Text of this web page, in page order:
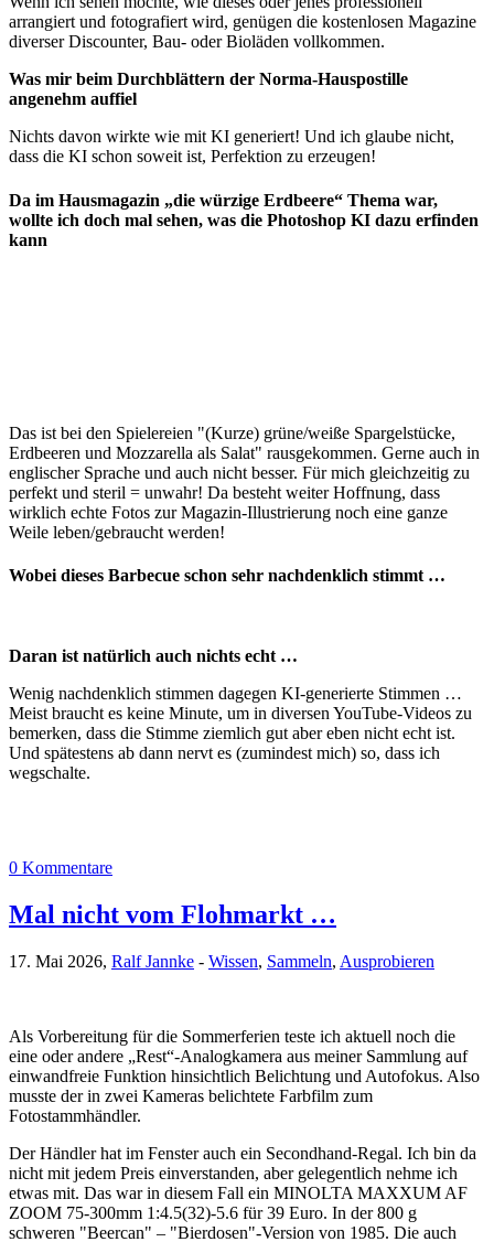
arrangiert und fotografiert wird, genügen die kostenlosen Magazine
diverser Discounter, Bau- oder Bioläden vollkommen.
Was mir beim Durchblättern der Norma-Hauspostille
angenehm auffiel
Nichts davon wirkte wie mit KI generiert! Und ich glaube nicht,
dass die KI schon soweit ist, Perfektion zu erzeugen!
Da im Hausmagazin „die würzige Erdbeere“ Thema war,
wollte ich doch mal sehen, was die Photoshop KI dazu erfinden
kann
Das ist bei den Spielereien "(Kurze) grüne/weiße Spargelstücke,
Erdbeeren und Mozzarella als Salat" rausgekommen. Gerne auch in
englischer Sprache und auch nicht besser. Für mich gleichzeitig zu
perfekt und steril = unwahr! Da besteht weiter Hoffnung, dass
wirklich echte Fotos zur Magazin-Illustrierung noch eine ganze
Weile leben/gebraucht werden!
Wobei dieses Barbecue schon sehr nachdenklich stimmt …
Daran ist natürlich auch nichts echt …
Wenig nachdenklich stimmen dagegen KI-generierte Stimmen …
Meist braucht es keine Minute, um in diversen YouTube-Videos zu
bemerken, dass die Stimme ziemlich gut aber eben nicht echt ist.
Und spätestens ab dann nervt es (zumindest mich) so, dass ich
wegschalte.
0 Kommentare
Mal nicht vom Flohmarkt …
17. Mai 2026, Ralf Jannke - Wissen, Sammeln, Ausprobieren
Als Vorbereitung für die Sommerferien teste ich aktuell noch die
eine oder andere „Rest“-Analogkamera aus meiner Sammlung auf
einwandfreie Funktion hinsichtlich Belichtung und Autofokus. Also
musste der in zwei Kameras belichtete Farbfilm zum
Fotostammhändler.
Der Händler hat im Fenster auch ein Secondhand-Regal. Ich bin da
nicht mit jedem Preis einverstanden, aber gelegentlich nehme ich
etwas mit. Das war in diesem Fall ein MINOLTA MAXXUM AF
ZOOM 75-300mm 1:4.5(32)-5.6 für 39 Euro. In der 800 g
schweren "Beercan" – "Bierdosen"-Version von 1985. Die auch